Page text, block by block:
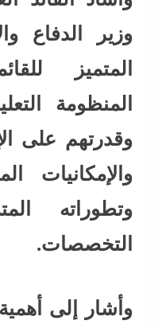
وزير الدفاع
المتميز
المنظومة
وقدرتهم على
والإمكانيات
وتطوراته
التخصصات.
وأشار إلى